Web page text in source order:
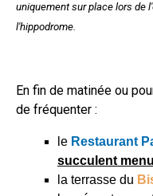
uniquement sur place lors de
l'hippodrome.
En fin de matinée ou
de fréquenter :
le Restaurant
succulent menu
la terrasse du